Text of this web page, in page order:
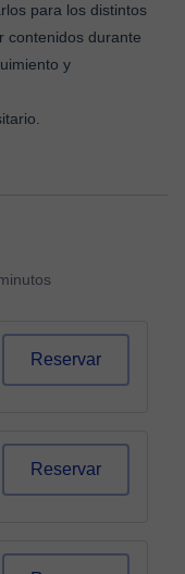
para los distintos
contenidos durante
y
Reservar
Reservar